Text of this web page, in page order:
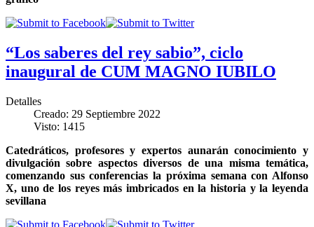
“Los saberes del rey sabio”, ciclo
inaugural de CUM MAGNO IUBILO
Detalles
Creado: 29 Septiembre 2022
Visto: 1415
Catedráticos, profesores y expertos aunarán conocimiento y
divulgación sobre aspectos diversos de una misma temática,
comenzando sus conferencias la próxima semana con Alfonso
X, uno de los reyes más imbricados en la historia y la leyenda
sevillana